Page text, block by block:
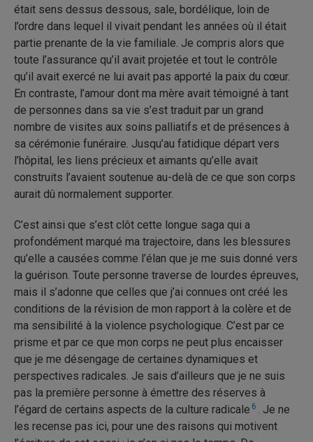
était sens dessus dessous, sale, bordélique, loin de
l’ordre dans lequel il vivait pendant les années où il était
partie prenante de la vie familiale. Je compris alors que
toute l’assurance qu’il avait projetée et tout le contrôle
qu’il avait exercé ne lui avait pas apporté la paix du cœur.
En contraste, l’amour dont ma mère avait témoigné à tant
de personnes dans sa vie s’est traduit par un grand
nombre de visites aux soins palliatifs et de présences à
sa cérémonie funéraire. Jusqu’au fatidique départ vers
l’hôpital, les liens précieux et aimants qu’elle avait
construits l’avaient soutenue au-delà de ce que son corps
aurait dû normalement supporter.
C’est ainsi que s’est clôt cette longue saga qui a
profondément marqué ma trajectoire, dans les blessures
qu’elle a causées comme l’élan que je me suis donné vers
la guérison. Toute personne traverse de lourdes épreuves,
mais il s’adonne que celles que j’ai connues ont créé les
conditions de la révision de mon rapport à la colère et de
ma sensibilité à la violence psychologique. C’est par ce
prisme et par ce que mon corps ne peut plus encaisser
que je me désengage de certaines dynamiques et
perspectives radicales. Je sais d’ailleurs que je ne suis
pas la première personne à émettre des réserves à
l’égard de certains aspects de la culture radicale 6
. Je ne
les recense pas ici, pour une des raisons qui motivent